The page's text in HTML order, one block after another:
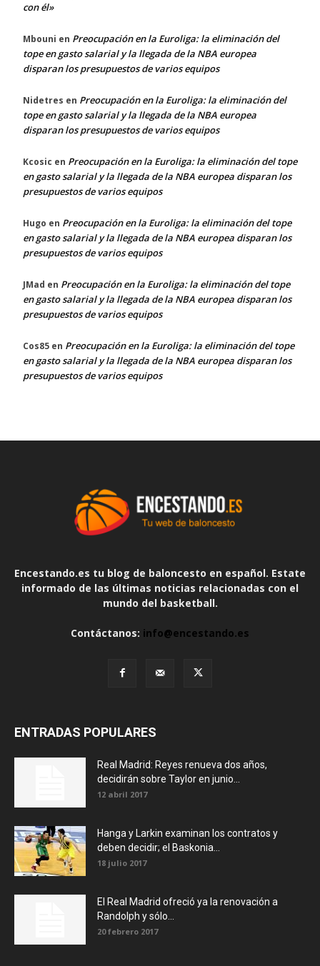
con él»
Mbouni en Preocupación en la Euroliga: la eliminación del
tope en gasto salarial y la llegada de la NBA europea
disparan los presupuestos de varios equipos
Nidetres en Preocupación en la Euroliga: la eliminación del
tope en gasto salarial y la llegada de la NBA europea
disparan los presupuestos de varios equipos
Kcosic en Preocupación en la Euroliga: la eliminación del tope
en gasto salarial y la llegada de la NBA europea disparan los
presupuestos de varios equipos
Hugo en Preocupación en la Euroliga: la eliminación del tope
en gasto salarial y la llegada de la NBA europea disparan los
presupuestos de varios equipos
JMad en Preocupación en la Euroliga: la eliminación del tope
en gasto salarial y la llegada de la NBA europea disparan los
presupuestos de varios equipos
Cos85 en Preocupación en la Euroliga: la eliminación del tope
en gasto salarial y la llegada de la NBA europea disparan los
presupuestos de varios equipos
Encestando.es tu blog de baloncesto en español. Estate
informado de las últimas noticias relacionadas con el
mundo del basketball.
Contáctanos: info@encestando.es
ENTRADAS POPULARES
Real Madrid: Reyes renueva dos años,
decidirán sobre Taylor en junio...
12 abril 2017
Hanga y Larkin examinan los contratos y
deben decidir; el Baskonia...
18 julio 2017
El Real Madrid ofreció ya la renovación a
Randolph y sólo...
20 febrero 2017